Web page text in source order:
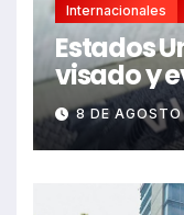
Internacionales
Estados
visado y
8 DE